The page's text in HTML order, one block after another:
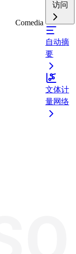
Comedia
访问
自动摘
要
文体计
量网络